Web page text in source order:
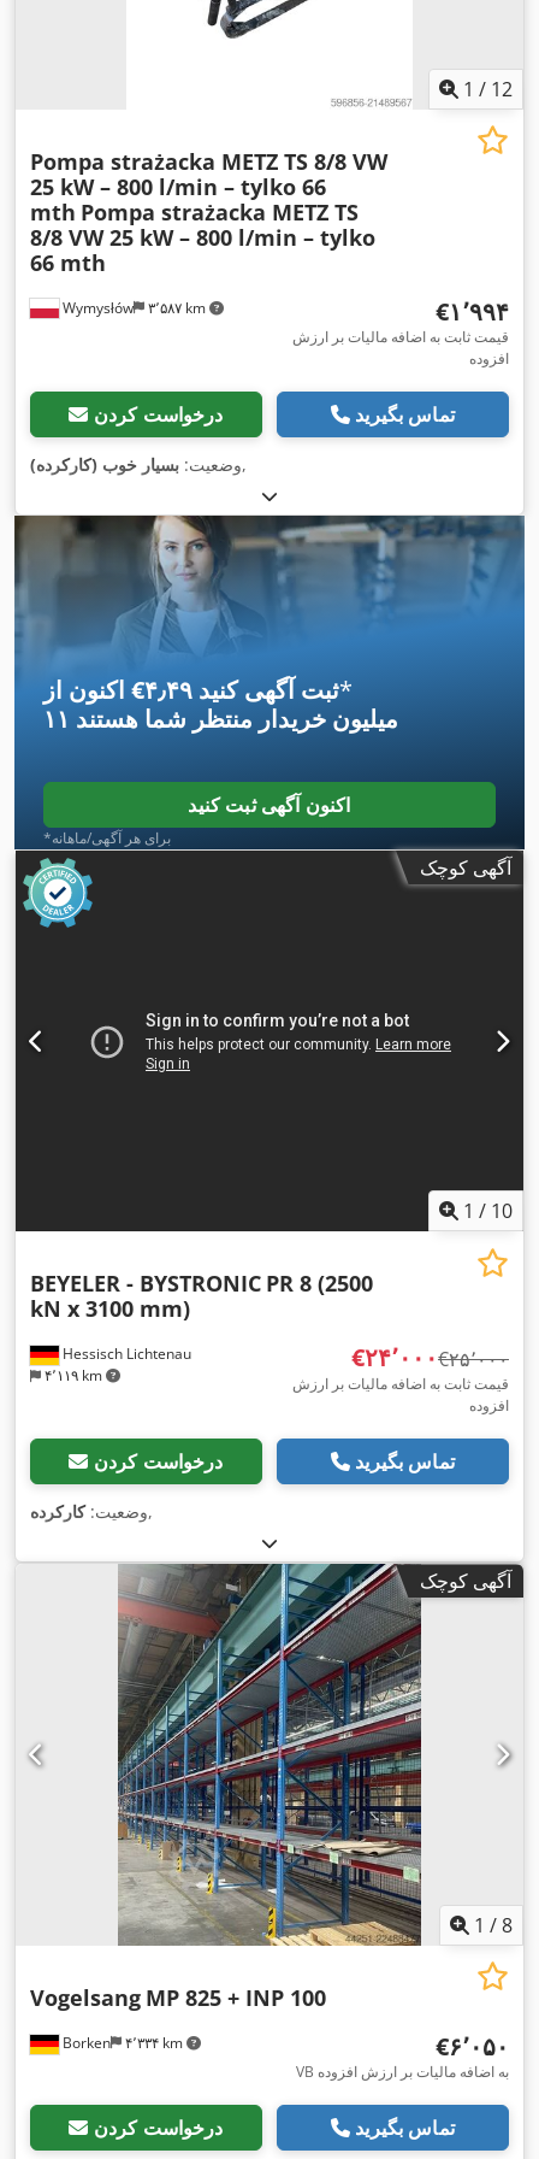
1 / 12
Wymysłów ۳٬۵۸۷ km
Pompa strażacka METZ TS 8/8 VW
25 kW – 800 l/min – tylko 66
mth Pompa strażacka METZ TS
8/8 VW 25 kW – 800 l/min – tylko
66 mth
‎€۱٬۹۹۴
قیمت ثابت به اضافه مالیات بر ارزش
افزوده
درخواست کردن تماس بگیرید
وضعیت: بسیار خوب (کارکرده) ,
اکنون از ‎€۴٫۴۹ ثبت آگهی کنید*
۱۱ میلیون خریدار منتظر شما هستند
اکنون آگهی ثبت کنید
*برای هر آگهی/ماهانه
آگهی کوچک
1 / 10
Hessisch Lichtenau
۴٬۱۱۹ km
BEYELER - BYSTRONIC PR 8 (2500
kN x 3100 mm)
‎€۲۴٬۰۰۰ ‎€۲۵٬۰۰۰
قیمت ثابت به اضافه مالیات بر ارزش
افزوده
درخواست کردن تماس بگیرید
وضعیت:کارکرده ,
آگهی کوچک
1 /8
Borken ۴٬۳۳۴ km
Vogelsang MP 825 + INP 100
‎€۶٬۰۵۰
VB به اضافه مالیات بر ارزش افزوده
درخواست کردن تماس بگیرید